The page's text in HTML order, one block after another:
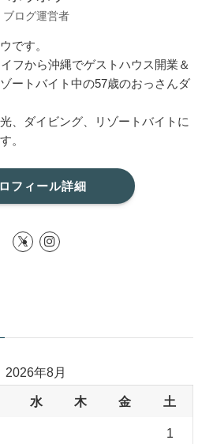
ブログ運営者
です。
フから沖縄でゲストハウス開業＆
ートバイト中の57歳のおっさんダ
、ダイビング、リゾートバイトに
。
フィール詳細
2026年8月
水 木 金 土
1